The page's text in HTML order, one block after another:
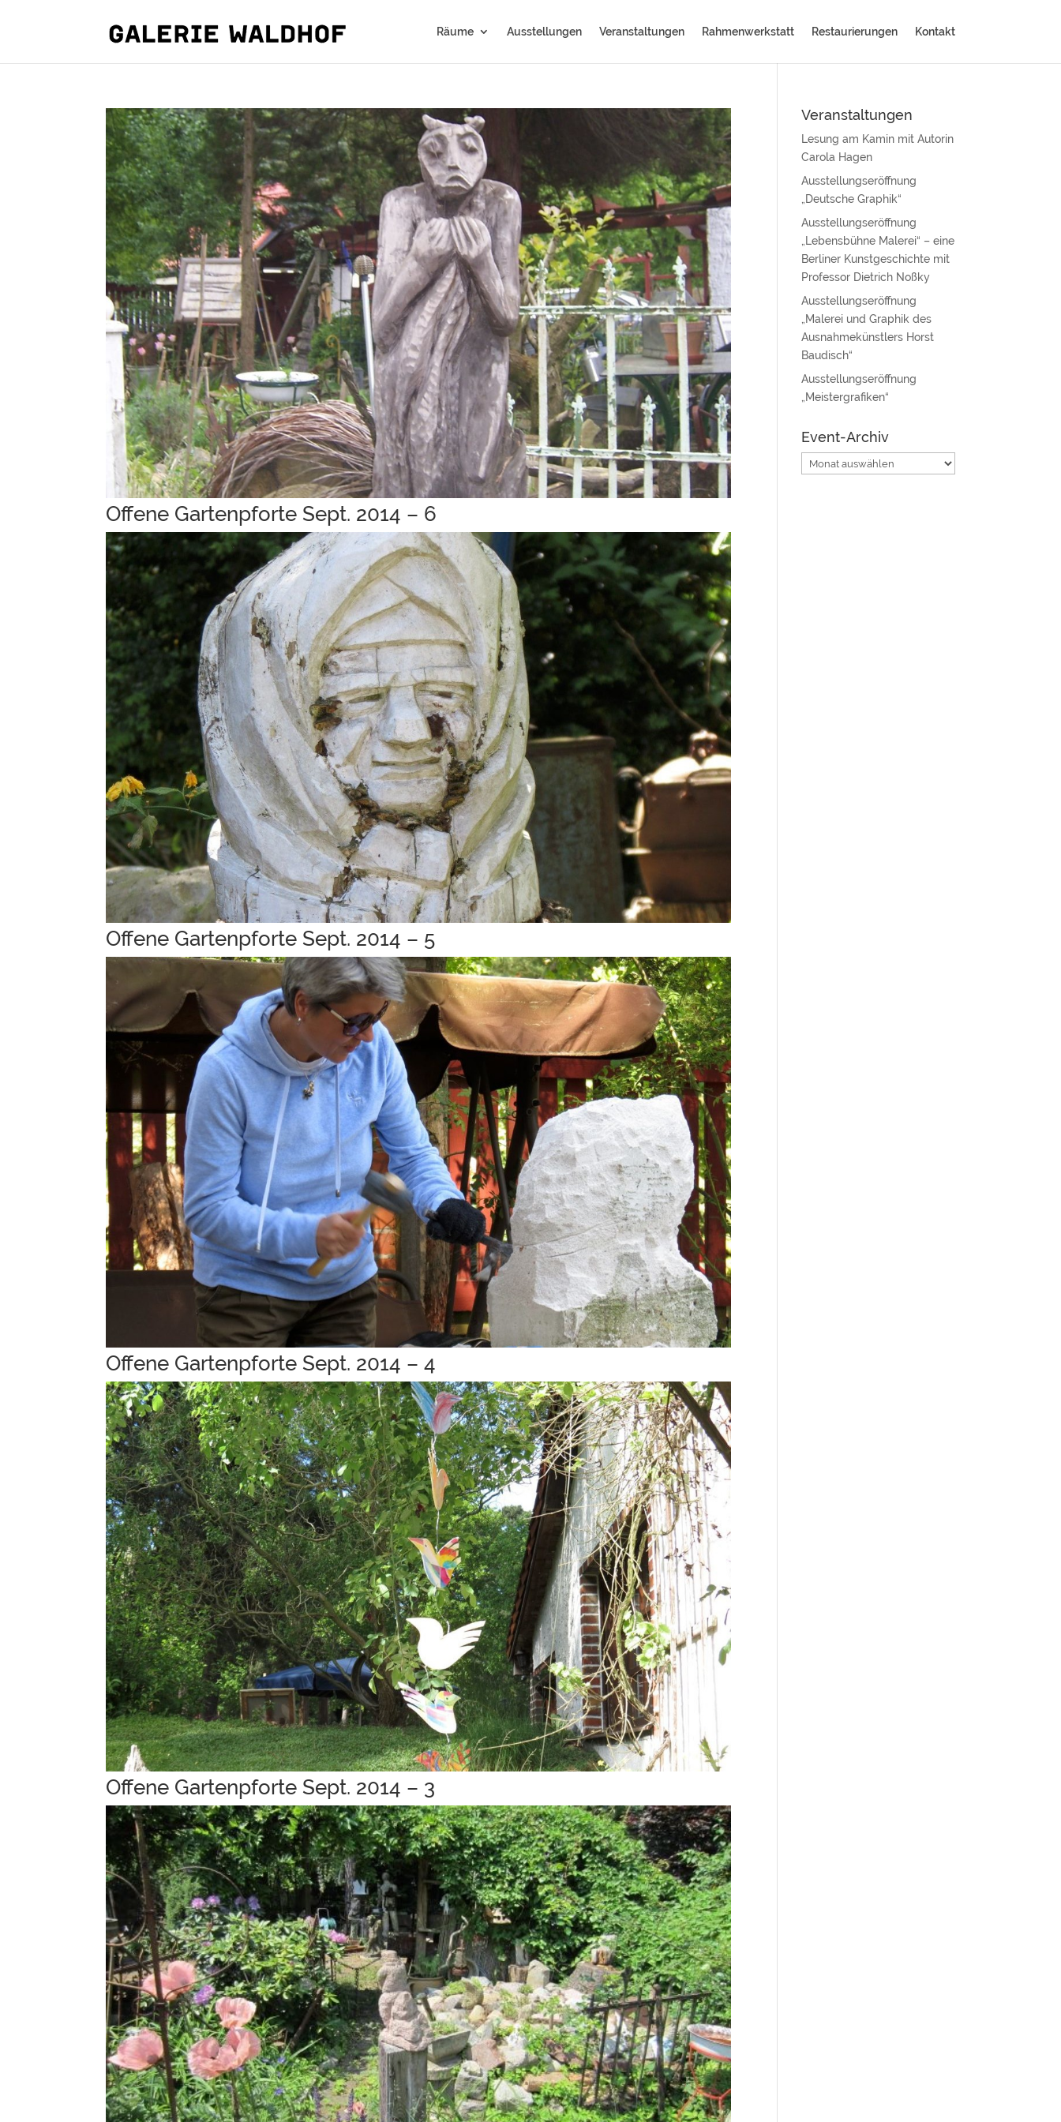
Räume Ausstellungen Veranstaltungen Rahmenwerkstatt Restaurierungen Kontakt
Offene Gartenpforte Sept. 2014 – 6
Offene Gartenpforte Sept. 2014 – 5
Offene Gartenpforte Sept. 2014 – 4
Offene Gartenpforte Sept. 2014 – 3
Veranstaltungen
Lesung am Kamin mit Autorin
Carola Hagen
Ausstellungseröffnung
„Deutsche Graphik“
Ausstellungseröffnung
„Lebensbühne Malerei“ – eine
Berliner Kunstgeschichte mit
Professor Dietrich Noßky
Ausstellungseröffnung
„Malerei und Graphik des
Ausnahmekünstlers Horst
Baudisch“
Ausstellungseröffnung
„Meistergrafiken“
Event-Archiv
Event-
Archiv